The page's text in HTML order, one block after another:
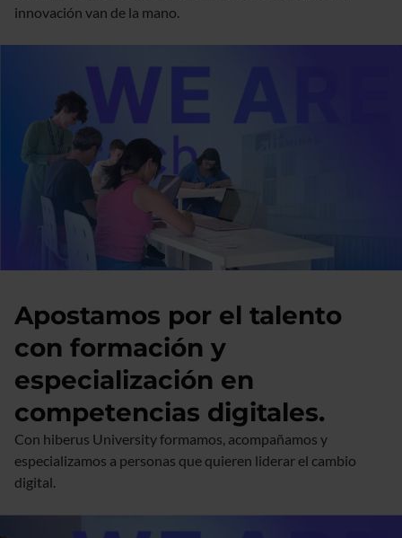
innovación van de la mano.
Apostamos por el talento
con formación y
especialización en
competencias digitales.
Con hiberus University formamos, acompañamos y
especializamos a personas que quieren liderar el cambio
digital.